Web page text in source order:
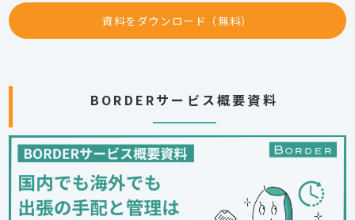
資料をダウンロード（無料）
BORDERサービス概要資料